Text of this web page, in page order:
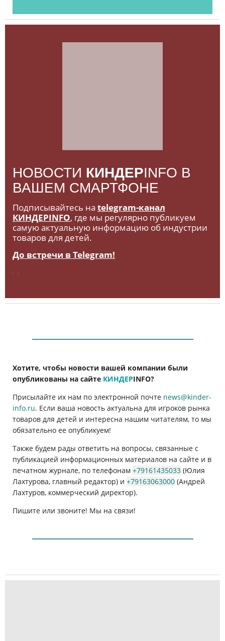
НОВОСТИ КИНДЕРINFO В
ВАШЕМ СМАРТФОНЕ
Подписывайтесь на telegram-канал
КИНДЕРINFO, где мы регулярно публикуем
самую актуальную информацию об индустрии
товаров для детей.
До встречи в Telegram!
Хотите, чтобы новости вашей компании были
опубликованы на сайте КИНДЕРINFO?
Присылайте их нам по электронной почте news@kinder-
info.ru. Если ваша новость актуальна для игроков рынка
товаров для детей и интересна нашим читателям, то мы
обязательно ее опубликуем!
Также будем рады ответить на вопросы, связанные с
публикацией информационных материалов на сайте и в
печатном журнале, по телефонам +79161435033 (Юлия
Лахтурова, главный редактор) и +79163063000 (Андрей
Лахтуров, коммерческий директор).
Пишите или звоните! Мы на связи!